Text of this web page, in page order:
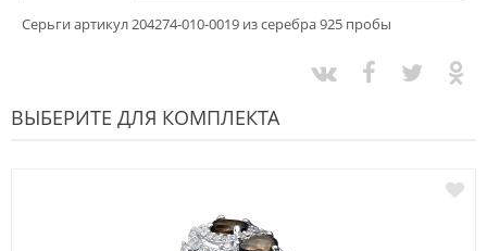
Серьги артикул 204274-010-0019 из серебра 925 пробы
ВЫБЕРИТЕ ДЛЯ КОМПЛЕКТА